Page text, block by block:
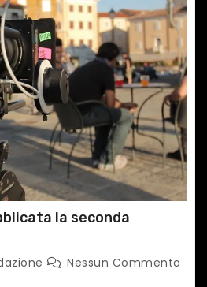
la seconda
Nessun Commento